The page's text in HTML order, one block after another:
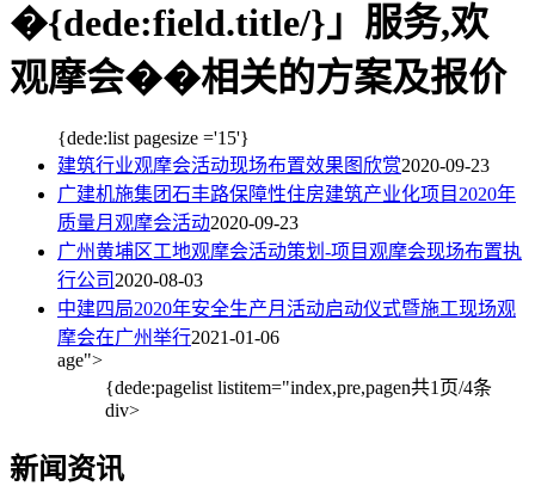
�{dede:field.title/}」服务,欢
观摩会��相关的方案及报价
{dede:list pagesize ='15'}
建筑行业观摩会活动现场布置效果图欣赏2020-09-23
广建机施集团石丰路保障性住房建筑产业化项目2020年
质量月观摩会活动2020-09-23
广州黄埔区工地观摩会活动策划-项目观摩会现场布置执
行公司 2020-08-03
中建四局2020年安全生产月活动启动仪式暨施工现场观
摩会在广州举行2021-01-06
age">
{dede:pagelist listitem="index,pre,pagen共1页/4条
div>
新闻资讯